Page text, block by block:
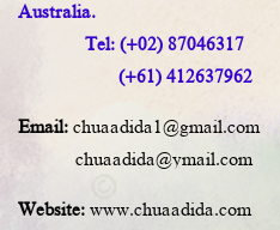
Australia.
Tel: (+02) 87046317
(+61) 412637962
Email: chuaadida1@gmail.com
chuaadida@ymail.com
Website: www.chuaadida.com